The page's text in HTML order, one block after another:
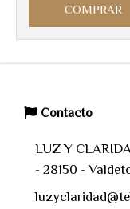
COMPRAR
Contacto
LUZ Y
- 28150 -